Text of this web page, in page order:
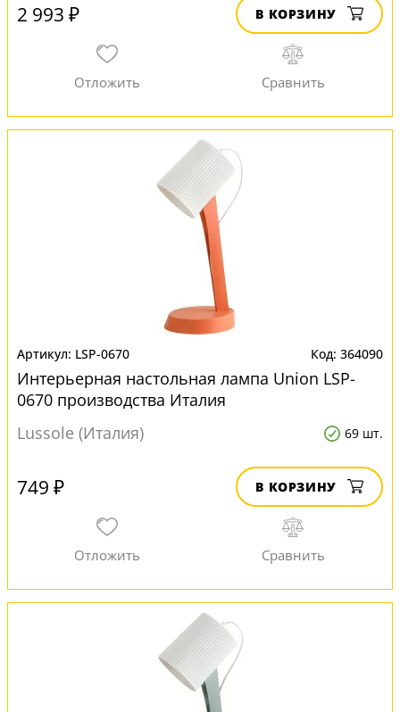
2 993 ₽ В КОРЗИНУ
LSP-0670 364090
Интерьерная настольная лампа Union LSP-
0670 производства Италия
Lussole (Италия)
69 шт.
749 ₽ В КОРЗИНУ